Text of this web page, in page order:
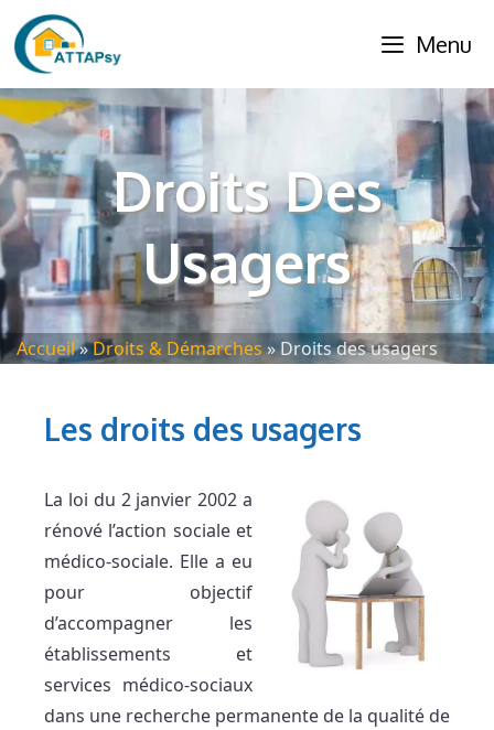
Aller
au
contenu
Menu
Droits Des
Usagers
Accueil»Droits & Démarches»Droits des usagers
Les droits des usagers
La loi du 2 janvier 2002 a
rénové l’action sociale et
médico-sociale. Elle a eu
pour objectif
d’accompagner les
établissements et
services médico-sociaux
dans une recherche permanente de la qualité de